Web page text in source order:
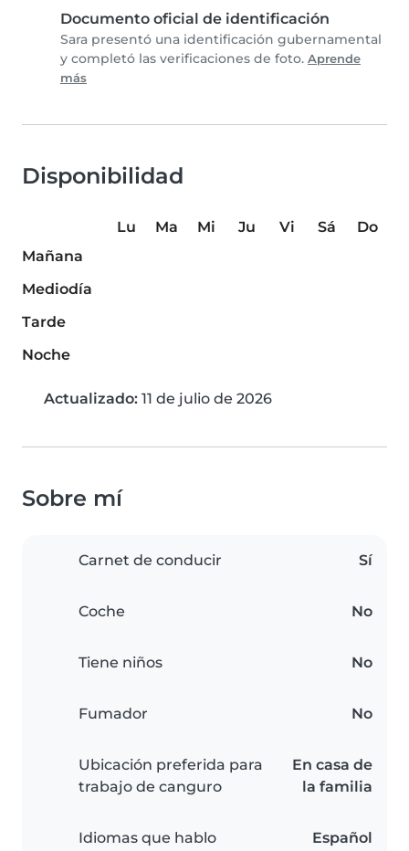
Documento oficial de identificación
Sara presentó una identificación gubernamental
y completó las verificaciones de foto. Aprende
más
Disponibilidad
Lu Ma Mi Ju Vi Sá
Do
Mañana
Mediodía
Tarde
Noche
Actualizado: 11 de julio de 2026
Sobre mí
Carnet de conducir Sí
Coche No
Tiene niños No
Fumador No
Ubicación preferida para
trabajo de canguro
En casa de
la familia
Idiomas que hablo Español